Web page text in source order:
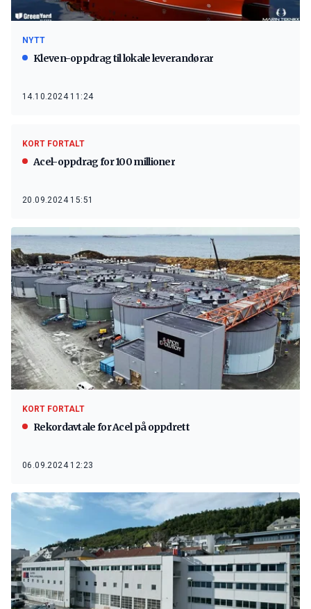
NYTT
Kleven-oppdrag til lokale leverandørar
14.10.2024 11:24
KORT FORTALT
Acel-oppdrag for 100 millioner
20.09.2024 15:51
KORT FORTALT
Rekordavtale for Acel på oppdrett
06.09.2024 12:23